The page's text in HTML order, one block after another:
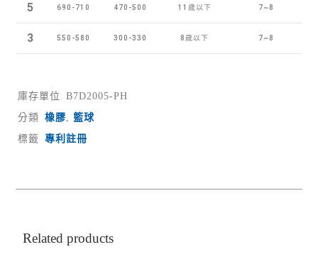
5 690-710 470-500 11歲以下 7~8
3 550-580 300-330 8歲以下 7~8
庫存單位
B7D2005-PH
分類
橡膠,籃球
標籤
專利註冊
Related products